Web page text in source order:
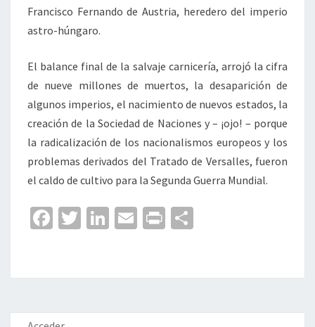
Francisco Fernando de Austria, heredero del imperio
astro-húngaro.
El balance final de la salvaje carnicería, arrojó la cifra
de nueve millones de muertos, la desaparición de
algunos imperios, el nacimiento de nuevos estados, la
creación de la Sociedad de Naciones y – ¡ojo! – porque
la radicalización de los nacionalismos europeos y los
problemas derivados del Tratado de Versalles, fueron
el caldo de cultivo para la Segunda Guerra Mundial.
Fa
o
o
T
er
Li
dI
n
E
l
Pr
p
ar